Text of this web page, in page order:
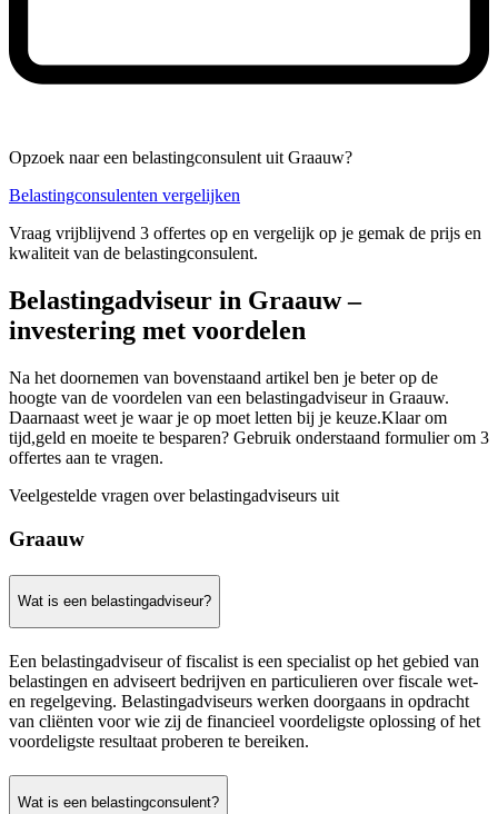
Opzoek naar een belastingconsulent uit Graauw?
Belastingconsulenten vergelijken
Vraag vrijblijvend 3 offertes op en vergelijk op je gemak de prijs en
kwaliteit van de belastingconsulent.
Belastingadviseur in Graauw –
investering met voordelen
Na het doornemen van bovenstaand artikel ben je beter op de
hoogte van de voordelen van een belastingadviseur in Graauw.
Daarnaast weet je waar je op moet letten bij je keuze.Klaar om
tijd,geld en moeite te besparen? Gebruik onderstaand formulier om 3
offertes aan te vragen.
Veelgestelde vragen over belastingadviseurs uit
Graauw
Wat is een belastingadviseur?
Een belastingadviseur of fiscalist is een specialist op het gebied van
belastingen en adviseert bedrijven en particulieren over fiscale wet-
en regelgeving. Belastingadviseurs werken doorgaans in opdracht
van cliënten voor wie zij de financieel voordeligste oplossing of het
voordeligste resultaat proberen te bereiken.
Wat is een belastingconsulent?